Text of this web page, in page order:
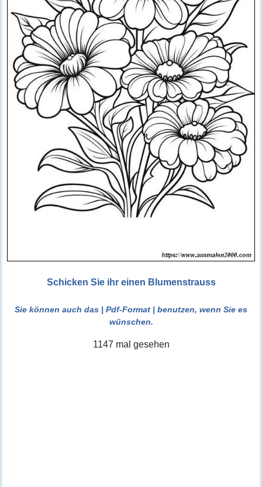
Schicken Sie ihr einen Blumenstrauss
Sie können auch das | Pdf-Format | benutzen, wenn Sie es
wünschen.
1147 mal gesehen